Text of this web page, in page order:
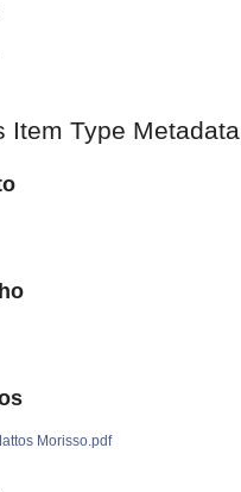
Item Type Metadata
Morisso.pdf